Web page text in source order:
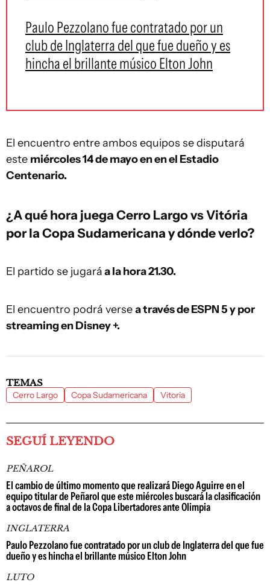
Paulo Pezzolano fue contratado por un
club de Inglaterra del que fue dueño y es
hincha el brillante músico Elton John
El encuentro entre ambos equipos se disputará
este miércoles 14 de mayo en en el Estadio
Centenario.
¿A qué hora juega Cerro Largo vs Vitória
por la Copa Sudamericana y dónde verlo?
El partido se jugaráa la hora 21.30.
El encuentro podrá versea través de ESPN 5 y por
streaming en Disney +.
TEMAS
Cerro Largo Copa Sudamericana Vitoria
SEGUÍ LEYENDO
PEÑAROL
El cambio de último momento que realizará Diego Aguirre en el
equipo titular de Peñarol que este miércoles buscará la clasificación
a octavos de final de la Copa Libertadores ante Olimpia
INGLATERRA
Paulo Pezzolano fue contratado por un club de Inglaterra del que fue
dueño y es hincha el brillante músico Elton John
LUTO